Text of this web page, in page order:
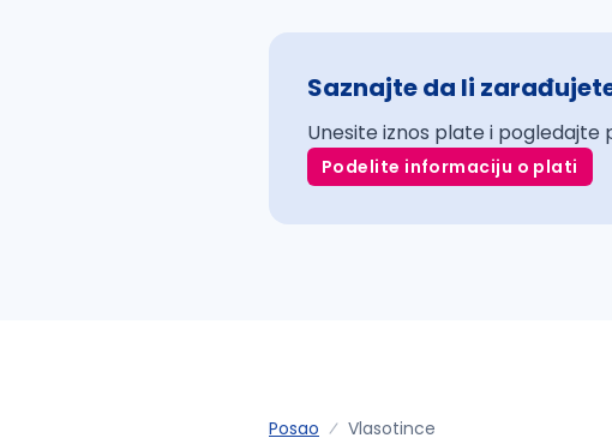
Saznajte da li
Unesite iznos plate i pogledajte
Podelite informaciju o plati
Posao Vlasotince